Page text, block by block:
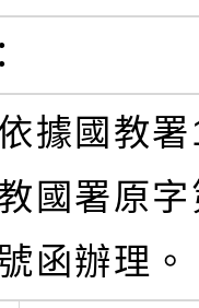
據國教
國署原
函辦理。